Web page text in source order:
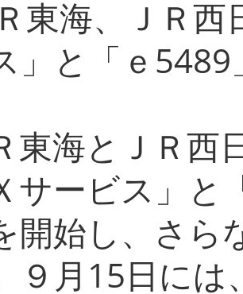
東海、ＪＲ
」と「ｅ
海とＪＲ西
サービス」
開始し、さら
９月15日に